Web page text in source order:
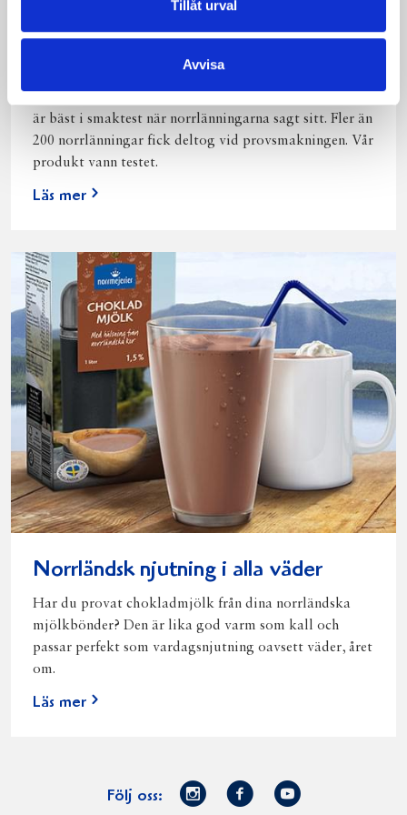
Tillåt urval
Avvisa
Bäst i test: Norrmejeriers laktosfria
är bäst i smaktest när norrlänningarna sagt sitt. Fler än
200 norrlänningar fick deltog vid provsmakningen. Vår
produkt vann testet.
Läs mer
Norrländsk njutning i alla väder
Har du provat chokladmjölk från dina norrländska
mjölkbönder? Den är lika god varm som kall och
passar perfekt som vardagsnjutning oavsett väder, året
om.
Läs mer
Följ oss:
Norrmejerier
Facebook
Youtube